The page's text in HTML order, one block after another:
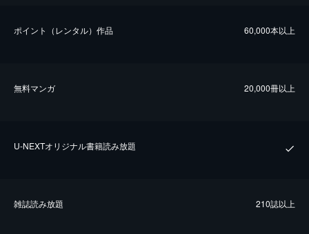
ポイント（レンタル）作品 60,000本以上
無料マンガ 20,000冊以上
U-NEXTオリジナル書籍読み放題
雑誌読み放題 210誌以上